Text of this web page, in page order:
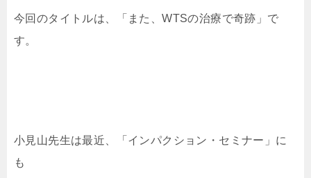
今回のタイトルは、「また、WTSの治療で奇跡」で
す。
小見山先生は最近、「インパクション・セミナー」に
も